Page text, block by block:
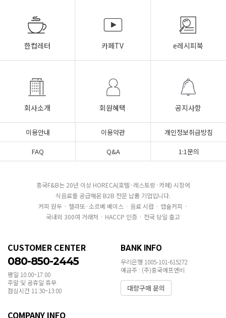
한컵레터 카페TV e레시피북
회사소개 회원혜택 공지사항
이용안내 이용약관
개인정보취급방침
FAQ
Q&A 1:1문의
흥국F&B는 20년 이상 HORECA(호텔·레스토랑·카페) 시장에
식음료를 공급해온 B2B 전문 납품 기업입니다.
커피 원두 · 젤라또·소르베 베이스 · 음료 시럽 · 캡슐커피 ·
국내외 300여 거래처 · HACCP 인증 · 전국 당일 출고
CUSTOMER CENTER
080-850-2445
평일 10:00~17:00
주말 및 공휴일 휴무
점심시간 11:30~13:00
BANK INFO
우리은행 1005-101-615272
예금주 : (주)흥국에프엔비
대량구매 문의
COMPANY INFO